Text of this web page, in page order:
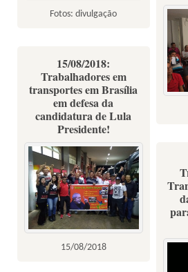
Fotos: divulgação
15/08/2018:
Trabalhadores em
transportes em Brasília
em defesa da
candidatura de Lula
Presidente!
15/08/2018